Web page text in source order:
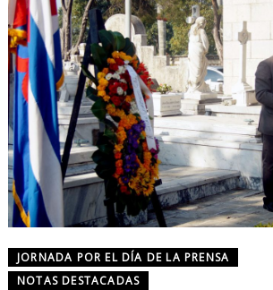
JORNADA POR EL DÍA DE LA PRENSA
NOTAS DESTACADAS